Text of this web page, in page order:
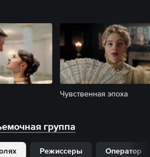
Чувственная эпоха
группа
Режиссеры Оператор